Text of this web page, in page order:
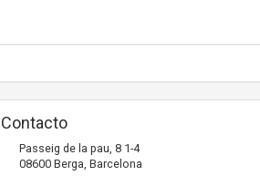
Contacto
Passeig de la pau, 8 1-4
08600 Berga, Barcelona